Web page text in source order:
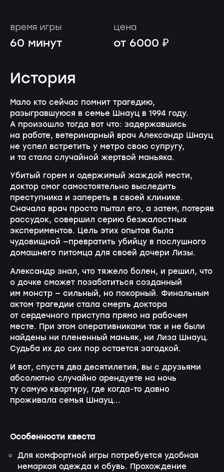
время игры
60 минут
цена
от 6000 ₽
История
Мало кто сейчас помнит трагедию,
разыгравшуюся в семье Шнауц в 1994 году.
А произошло тогда вот что: задержавшись
на работе, ветеринарный врач Александр Шнауц
не успел встретить у метро свою супругу,
и та стала случайной жертвой маньяка.
Убитый горем и одержимый жаждой мести,
доктор смог самостоятельно выследить
преступника и запереть в своей клинике.
Сначала врач просто пытал его, а затем, потеряв
рассудок, совершил серию безжалостных
экспериментов. Цель этих опытов была
чудовищной —превратить убийцу в послушного
домашнего питомца для своей дочери Лизы.
Александр знал, что тяжело болен, и решил, что
о дочке сможет позаботиться созданный
им монстр — сильный, но покорный. Финальным
актом трагедии стала смерть доктора
от сердечного приступа прямо на рабочем
месте. При этом оперативниками так и не были
найдены ни плененный маньяк, ни Лиза Шнауц.
Судьба их до сих пор остается загадкой.
И вот, спустя два десятилетия, вы с друзьями
абсолютно случайно арендуете на ночь
ту самую квартиру, где когда-то давно
проживала семья Шнауц...
Особенности квеста
Для комфортной игры потребуется удобная
немаркая одежда и обувь. Прохождение